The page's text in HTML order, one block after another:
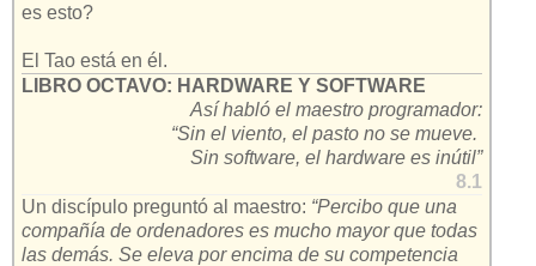
es esto?
El Tao está en él.
LIBRO OCTAVO: HARDWARE Y SOFTWARE
Así habló el maestro programador:
“Sin el viento, el pasto no se mueve.
Sin software, el hardware es inútil”
8.1
Un discípulo preguntó al maestro: “Percibo que una
compañía de ordenadores es mucho mayor que todas
las demás. Se eleva por encima de su competencia